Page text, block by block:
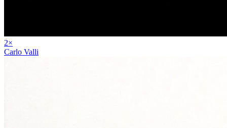
2×
Carlo Valli